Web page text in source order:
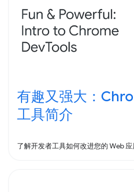
有趣又强大：
工具简介
了解开发者工具如何改进您的 Web 应